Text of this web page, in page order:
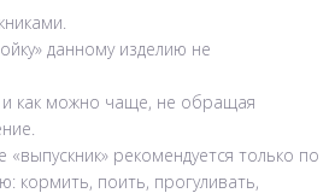
данному изделию не
и как можно чаще, не обращая
«выпускник» рекомендуется только по
кормить, поить, прогуливать,